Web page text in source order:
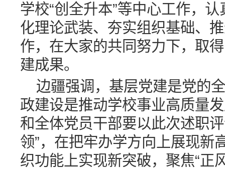
学校“创全升本”等中心工作，
化理论武装、夯实组织基础、
作，在大家的共同努力下，取
建成果。
边疆强调，基层党建是党的
政建设是推动学校事业高质量
和全体党员干部要以此次述职
领”，在把牢办学方向上展现新
织功能上实现新突破，聚焦“正